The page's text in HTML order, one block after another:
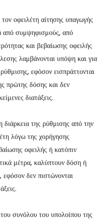
οφειλέτη αίτησης υπαγωγής
από συμψηφισμούς, από
και βεβαίωσης οφειλής
λαμβάνονται υπόψη και για
εφόσον εισπράττονται
πρώτης δόσης και δεν
διατάξεις.
της ρύθμισης από την
λόγω της χορήγησης
οφειλής ή κατόπιν
μέτρα, καλύπτουν δόση ή
εφόσον δεν πιστώνονται
συνόλου του υπολοίπου της